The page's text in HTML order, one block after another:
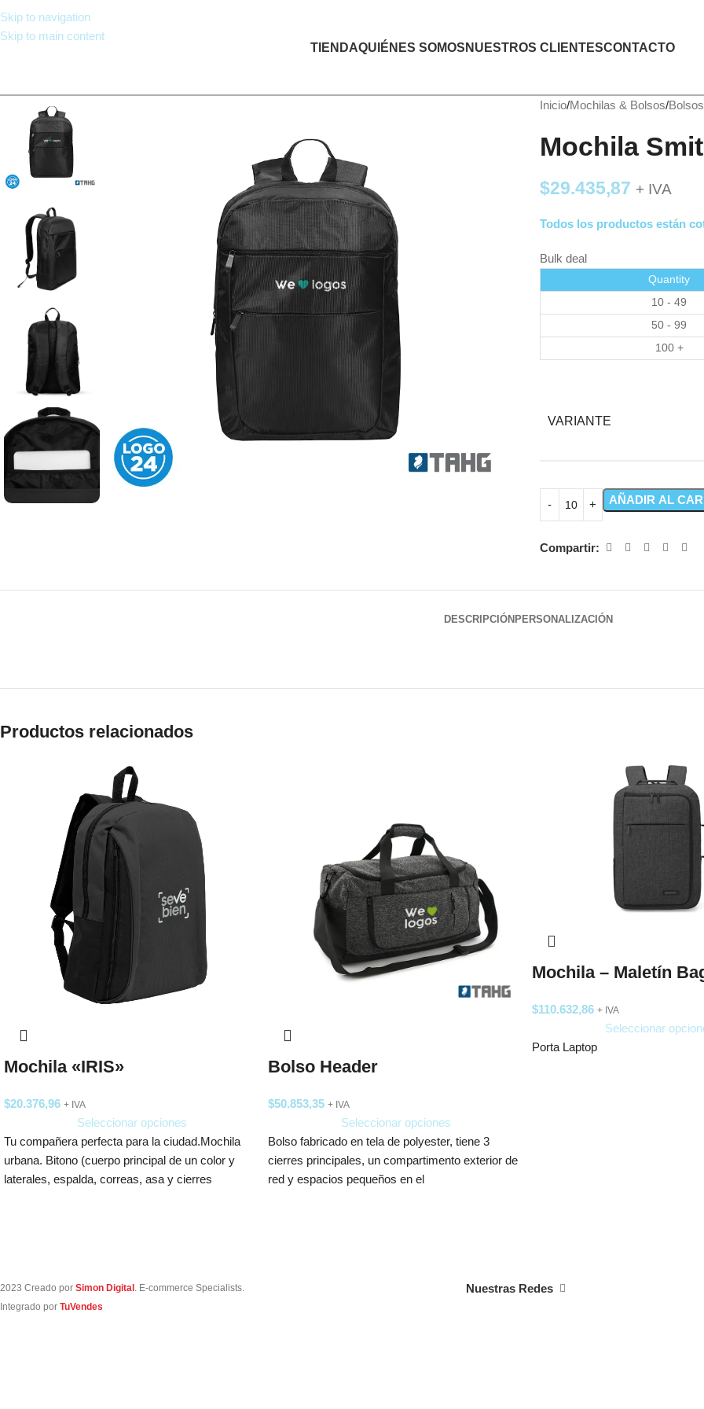
Skip to navigation
Skip to main content
TIENDAQUIÉNES SOMOS NUESTROS CLIENTESCONTACTO
Inicio Mochilas & Bolsos
Mochila
$29.435,87 + IVA
Todos los productos están
Bulk deal
Quantity
10 - 49
50 - 99
100 +
VARIANTE
AÑADIR AL
Compartir:
DESCRIPCIÓN PERSONALIZACIÓN
Productos relacionados
Mochila «IRIS»
$20.376,96 + IVA
Seleccionar opciones
Tu compañera perfecta para la ciudad.Mochila
urbana. Bitono (cuerpo principal de un color y
laterales, espalda, correas, asa y cierres
Bolso Header
$50.853,35 + IVA
Seleccionar opciones
Bolso fabricado en tela de polyester, tiene 3
cierres principales, un compartimento exterior de
red y espacios pequeños en el
Mochila – Maletín
$110.632,86 + IVA
Seleccionar
Porta Laptop
2023 Creado por Simon Digital . E-commerce Specialists.
Integrado por TuVendes
Nuestras Redes